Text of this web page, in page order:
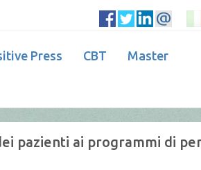
Press CBT
Master
pazienti ai programmi di